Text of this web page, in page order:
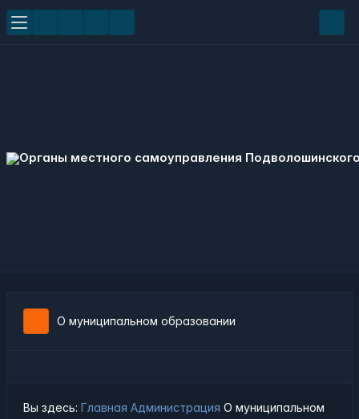
О муниципальном образовании
Вы здесь: Главная Администрация О муниципальном